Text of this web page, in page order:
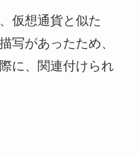
仮想通貨と似た
写があったため、
に、関連付けられ